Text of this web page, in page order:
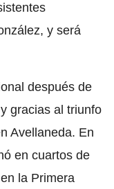
y será
después de
gracias al triunfo
Avellaneda. En
en cuartos de
la Primera